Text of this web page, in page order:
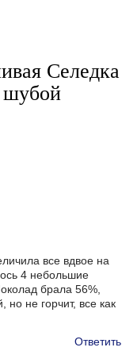
Селедка
все вдвое на
4 небольшие
брала 56%,
не горчит, все как
Ответить